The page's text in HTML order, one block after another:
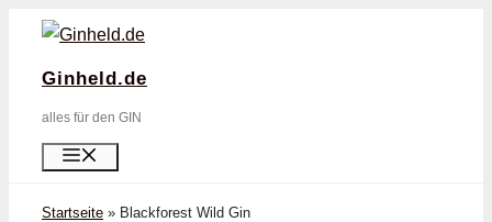
Zum
springen
Ginheld.de
alles für den GIN
Startseite » Blackforest Wild Gin